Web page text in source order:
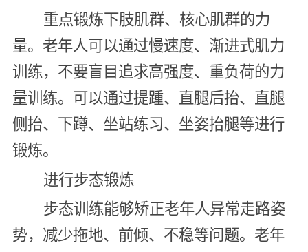
重点锻炼下肢肌群、核心肌群的力
量。老年人可以通过慢速度、渐进式肌力
训练，不要盲目追求高强度、重负荷的力
量训练。可以通过提踵、直腿后抬、直腿
侧抬、下蹲、坐站练习、坐姿抬腿等进行
锻炼。
进行步态锻炼
步态训练能够矫正老年人异常走路姿
势，减少拖地、前倾、不稳等问题。老年